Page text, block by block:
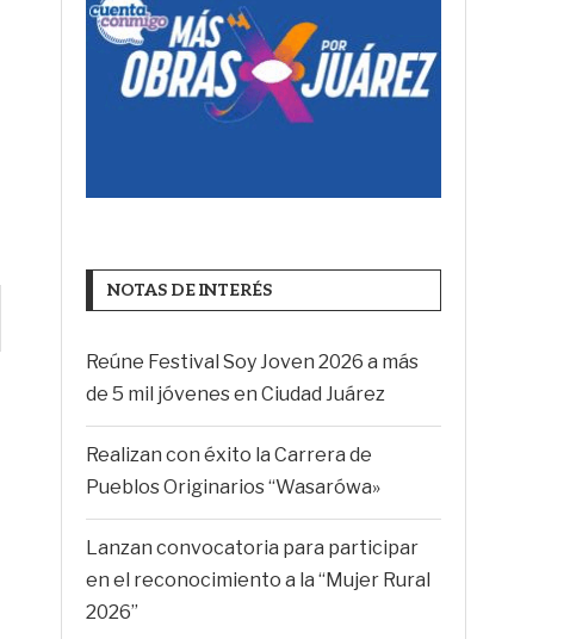
NOTAS DE INTERÉS
Reúne Festival Soy Joven 2026 a más
de 5 mil jóvenes en Ciudad Juárez
Realizan con éxito la Carrera de
Pueblos Originarios “Wasarówa»
Lanzan convocatoria para participar
en el reconocimiento a la “Mujer Rural
2026”